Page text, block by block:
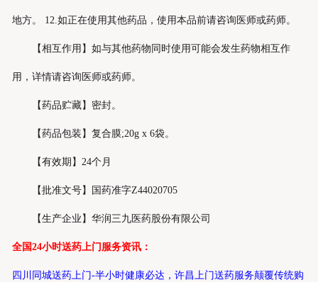
地方。 12.如正在使用其他药品，使用本品前请咨询医师或药师。
【相互作用】如与其他药物同时使用可能会发生药物相互作
用，详情请咨询医师或药师。
【药品贮藏】密封。
【药品包装】复合膜;20g x 6袋。
【有效期】24个月
【批准文号】国药准字Z44020705
【生产企业】华润三九医药股份有限公司
全国24小时送药上门服务资讯：
四川同城送药上门-半小时健康必达， 许昌上门送药服务颠覆传统购